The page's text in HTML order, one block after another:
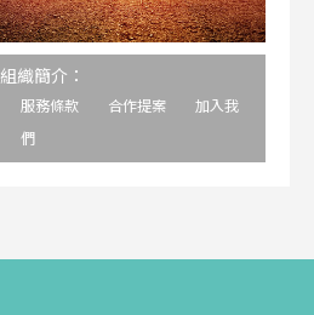
組織簡介：
服務條款 合作提案
加入我
們